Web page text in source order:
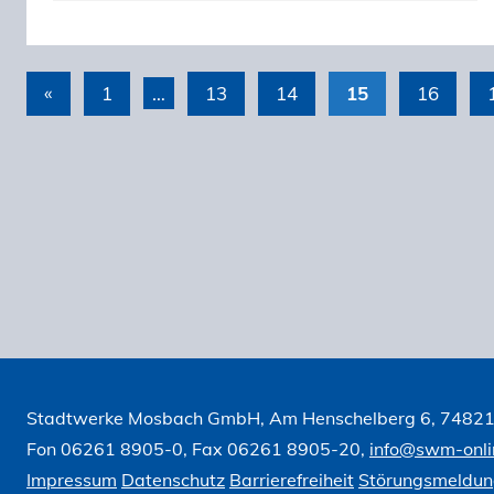
Seitennummerierung
« Vorherige
1 … 13 14 15 16
Stadtwerke Mosbach GmbH, Am Henschelberg 6,
Fon 06261 8905-0, Fax 06261 8905-20, info@swm-
Impressum Datenschutz Barrierefreiheit